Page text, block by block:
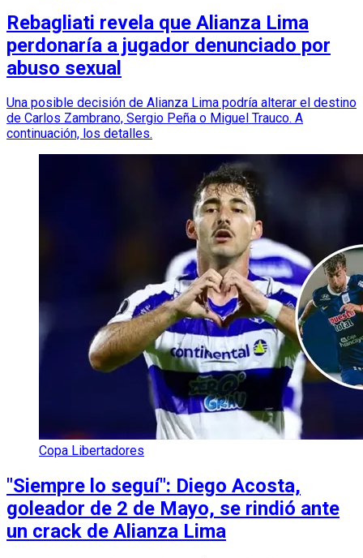
Rebagliati revela que Alianza Lima
perdonaría a jugador denunciado por
abuso sexual
Una posible decisión de Alianza Lima podría alterar el destino
de Carlos Zambrano, Sergio Peña o Miguel Trauco. A
continuación, los detalles.
Copa Libertadores
"Siempre lo seguí": Diego Acosta,
goleador de 2 de Mayo, se rindió ante
un crack de Alianza Lima